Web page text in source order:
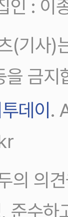
인 : 이
(기사)
금지
데이 .
의 의
준수하